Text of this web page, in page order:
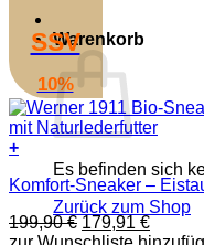
Warenkorb
Es befinden sich
Zurück zum Shop
SSV
10%
+
Dieses
Produkt
mehrere
Komfort-Sneaker –
199,90€Ursprünglicher
Preis
179,91 €
Preis